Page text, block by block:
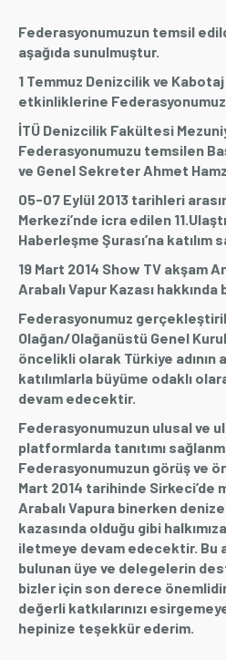
Federasyonumuzun temsil
aşağıda sunulmuştur.
1 Temmuz Denizcilik ve Kabotaj
etkinliklerine
İTÜ Denizcilik Fakültesi
Federasyonumuzu temsilen
ve Genel Sekreter Ahmet
05-07 Eylül 2013 tarihleri
Merkezi’nde icra edilen
Haberleşme Şurası’na katılım
19 Mart 2014 Show TV akşam
Arabalı Vapur Kazası
Federasyonumuz
Olağan/Olağanüstü Genel
öncelikli olarak Türkiye adının
katılımlarla büyüme odaklı
devam edecektir.
Federasyonumuzun ulusal ve
platformlarda tanıtımı
Federasyonumuzun görüş ve
Mart 2014 tarihinde Sirkeci’de
Arabalı Vapura binerken
kazasında olduğu gibi
iletmeye devam edecektir. Bu
bulunan üye ve delegelerin
bizler için son derece
değerli katkılarınızı
hepinize teşekkür ederim.